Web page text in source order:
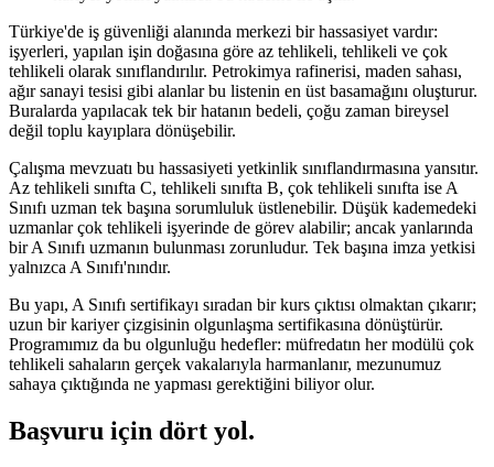
Türkiye'de iş güvenliği alanında merkezi bir hassasiyet vardır:
işyerleri, yapılan işin doğasına göre az tehlikeli, tehlikeli ve çok
tehlikeli olarak sınıflandırılır. Petrokimya rafinerisi, maden sahası,
ağır sanayi tesisi gibi alanlar bu listenin en üst basamağını oluşturur.
Buralarda yapılacak tek bir hatanın bedeli, çoğu zaman bireysel
değil toplu kayıplara dönüşebilir.
Çalışma mevzuatı bu hassasiyeti yetkinlik sınıflandırmasına yansıtır.
Az tehlikeli sınıfta C, tehlikeli sınıfta B, çok tehlikeli sınıfta ise A
Sınıfı uzman tek başına sorumluluk üstlenebilir. Düşük kademedeki
uzmanlar çok tehlikeli işyerinde de görev alabilir; ancak yanlarında
bir A Sınıfı uzmanın bulunması zorunludur. Tek başına imza yetkisi
yalnızca A Sınıfı'nındır.
Bu yapı, A Sınıfı sertifikayı sıradan bir kurs çıktısı olmaktan çıkarır;
uzun bir kariyer çizgisinin olgunlaşma sertifikasına dönüştürür.
Programımız da bu olgunluğu hedefler: müfredatın her modülü çok
tehlikeli sahaların gerçek vakalarıyla harmanlanır, mezunumuz
sahaya çıktığında ne yapması gerektiğini biliyor olur.
Başvuru için dört yol.